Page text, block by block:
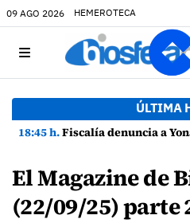
09 AGO 2026 HEMEROTECA
ÚLTIMA
18:45 h.Fiscalía denuncia a Yonathan de León y a
El Magazine de
(22/09/25) parte